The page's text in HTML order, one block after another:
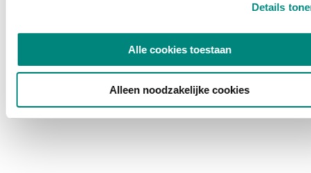
Details
Alle cookies toestaan
Alleen noodzakelijke cookies